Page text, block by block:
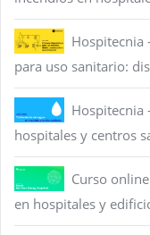
Hospitecnia
para uso sanitario:
Hospitecnia
hospitales y centros
Curso
en hospitales y